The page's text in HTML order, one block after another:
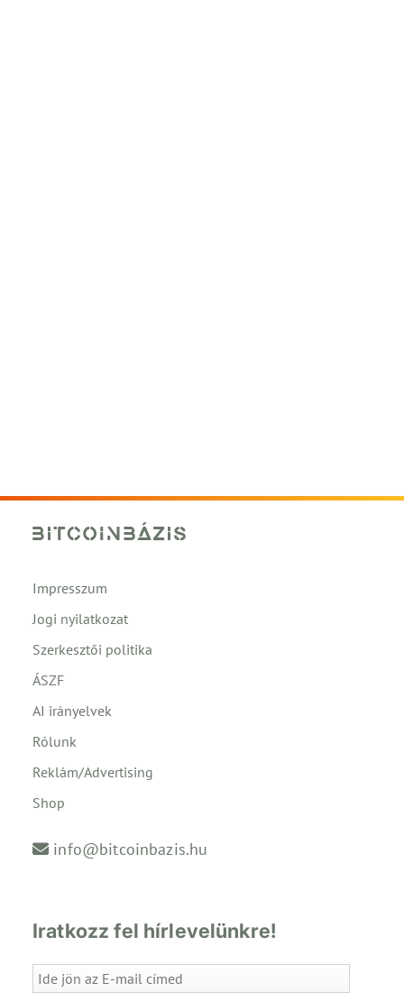
Impresszum
Jogi nyilatkozat
Szerkesztői politika
ÁSZF
AI irányelvek
Rólunk
Reklám/Advertising
Shop
info@bitcoinbazis.hu
Iratkozz fel hírlevelünkre!